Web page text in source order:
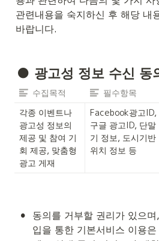
관련내용을 숙지하신 후 해당 내
바랍니다.
● 광고성 정보 수신 동
수집목적 필수항목
각종 이벤트나
광고성 정보의
제공 및 참여 기
회 제공, 맞춤형
광고 게재
Facebook광고ID,
구글 광고ID, 단말
기 정보, 도시기반
위치 정보 등
• 동의를 거부할 권리가 있으
입을 통한 기본서비스 이용